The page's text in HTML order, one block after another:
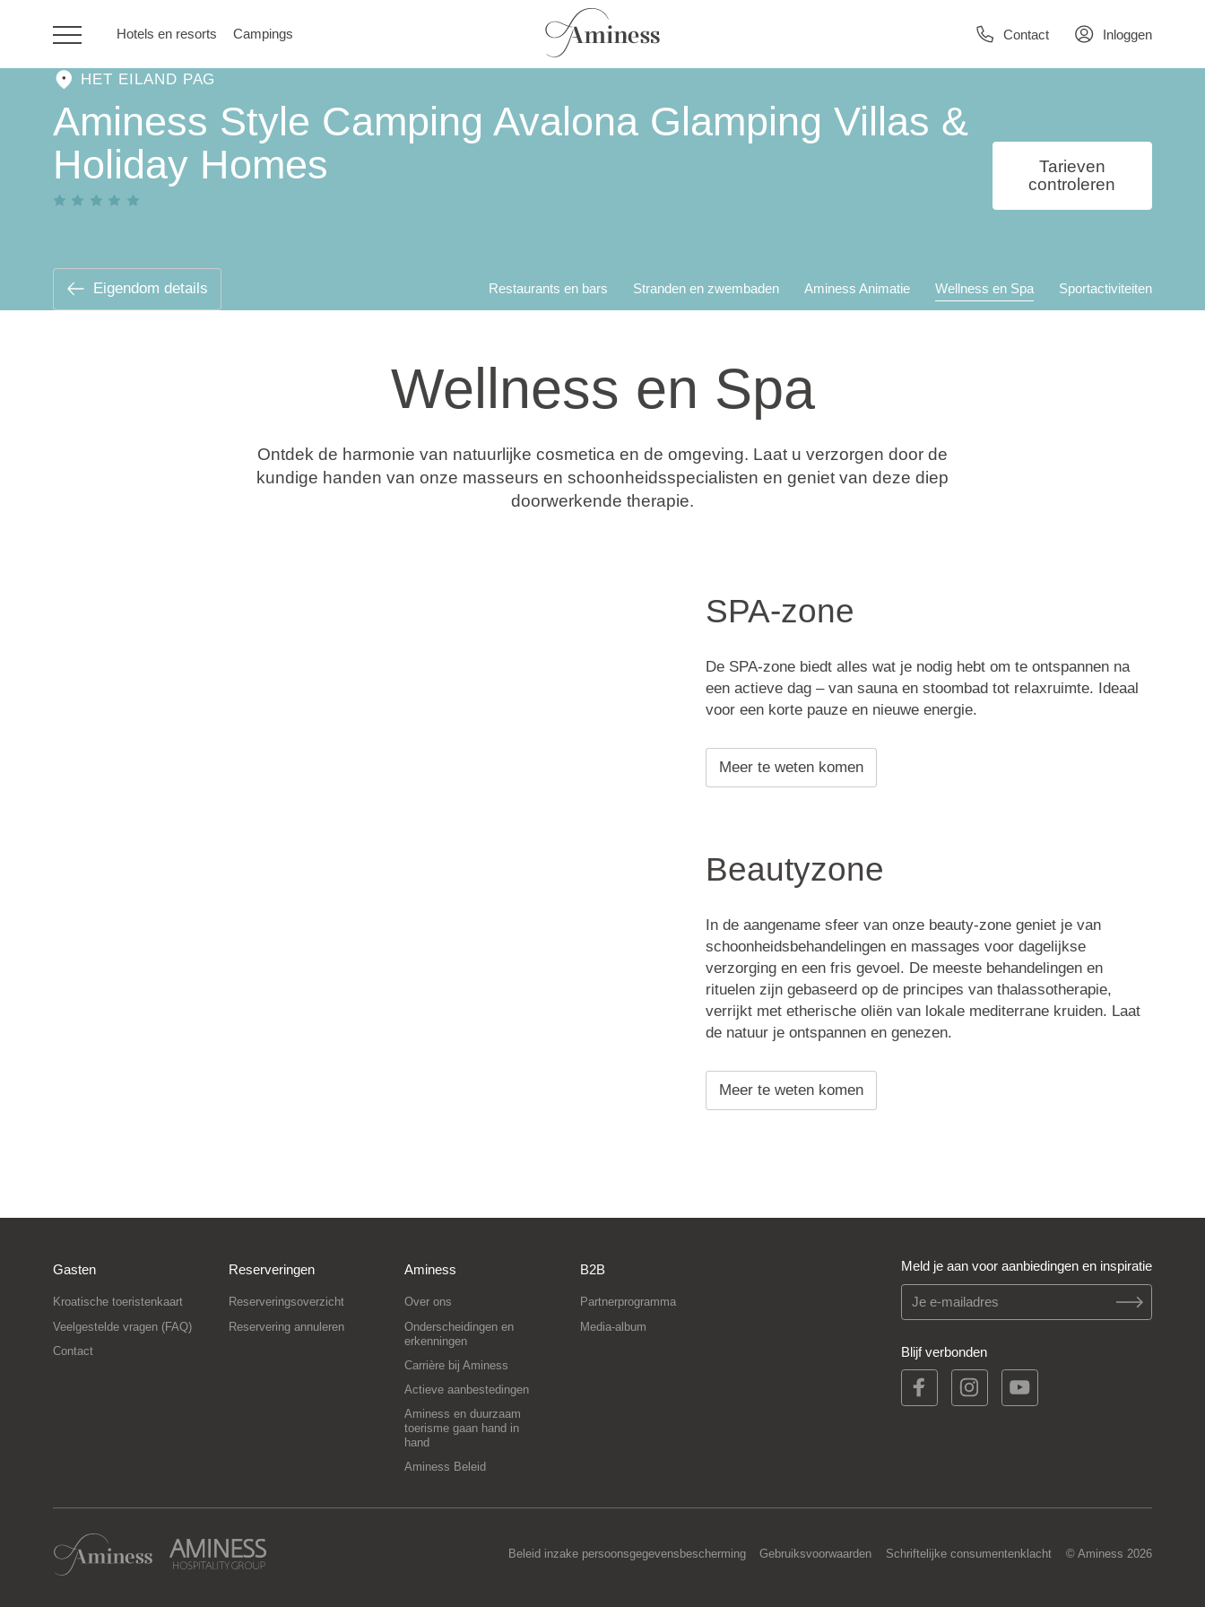
Hotels en resorts Campings Contact Inloggen
Hotels en resorts
Speciale
aanbiedingen
HET EILAND PAG
Aminess Style Camping Avalona Glamping Villas &
Holiday Homes
Tarieven
controleren
Eigendom details Restaurants en bars Stranden en zwembaden Aminess Animatie Wellness en Spa Sportactiviteiten
Wellness en Spa
Ontdek de harmonie van natuurlijke cosmetica en de omgeving. Laat u verzorgen door de
kundige handen van onze masseurs en schoonheidsspecialisten en geniet van deze diep
doorwerkende therapie.
SPA-zone
De SPA-zone biedt alles wat je nodig hebt om te ontspannen na
een actieve dag – van sauna en stoombad tot relaxruimte. Ideaal
voor een korte pauze en nieuwe energie.
Meer te weten komen
Beautyzone
In de aangename sfeer van onze beauty-zone geniet je van
schoonheidsbehandelingen en massages voor dagelijkse
verzorging en een fris gevoel. De meeste behandelingen en
rituelen zijn gebaseerd op de principes van thalassotherapie,
verrijkt met etherische oliën van lokale mediterrane kruiden. Laat
de natuur je ontspannen en genezen.
Meer te weten komen
Gasten
Kroatische toeristenkaart
Veelgestelde vragen (FAQ)
Contact
Reserveringen
Reserveringsoverzicht
Reservering annuleren
Aminess
Over ons
Onderscheidingen en
erkenningen
Carrière bij Aminess
Actieve aanbestedingen
Aminess en duurzaam
toerisme gaan hand in
hand
Aminess Beleid
B2B
Partnerprogramma
Media-album
Meld je aan voor aanbiedingen en inspiratie
Blijf verbonden
Beleid inzake persoonsgegevensbescherming Gebruiksvoorwaarden Schriftelijke consumentenklacht © Aminess 2026